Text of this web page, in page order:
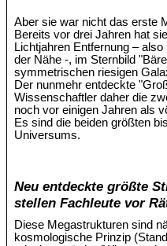
Aber sie war nicht das erste
Bereits vor drei Jahren hat
Lichtjahren Entfernung –
der Nähe -, im Sternbild
symmetrischen riesigen
Der nunmehr entdeckte
Wissenschaftler daher die
noch vor einigen Jahren als
Es sind die beiden größten
Universums.
Neu entdeckte größte
stellen Fachleute vor
Diese Megastrukturen sind
kosmologische Prinzip